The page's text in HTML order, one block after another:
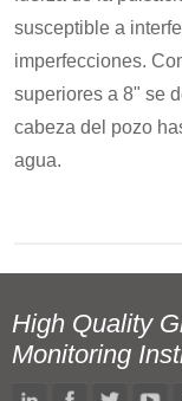
susceptible a
imperfecciones.
superiores a 8" se
cabeza del pozo
agua.
High Quality
Monitoring